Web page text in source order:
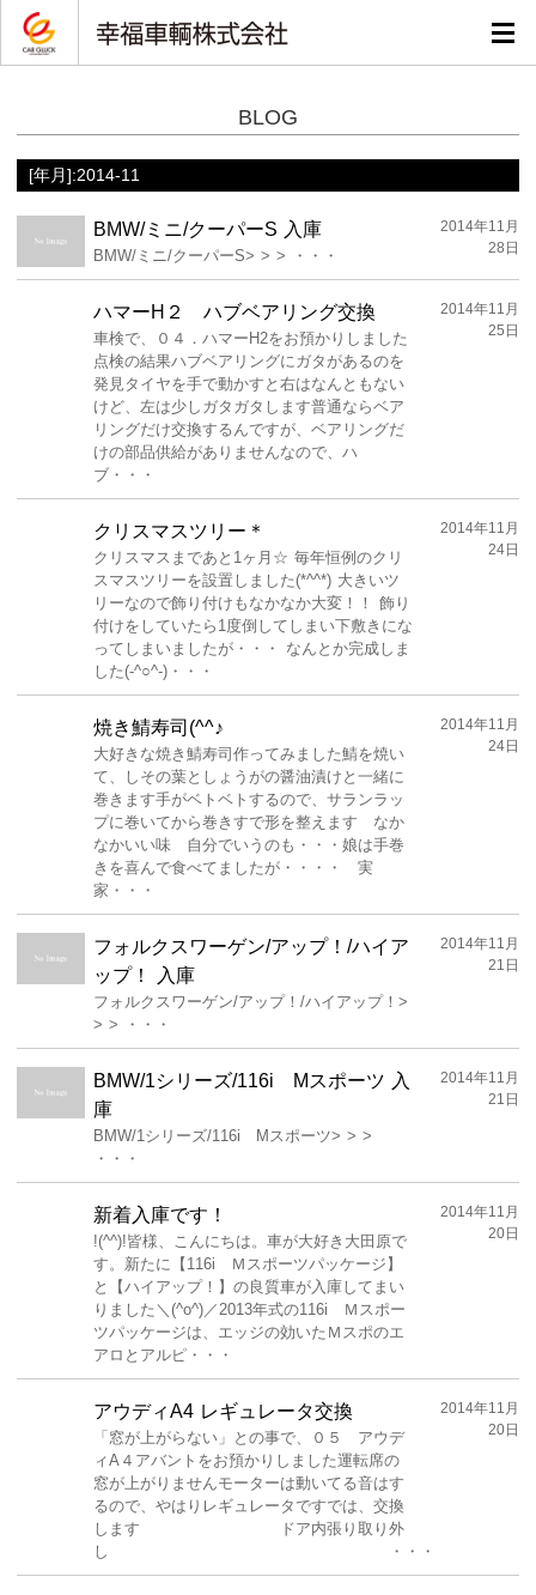
BLOG
[年月]:2014-11
BMW/ミニ/クーパーS 入庫
BMW/ミニ/クーパーS> > > ・・・
2014年11月
28日
ハマーH２ ハブベアリング交換
車検で、０４．ハマーH2をお預かりしました
点検の結果ハブベアリングにガタがあるのを
発見タイヤを手で動かすと右はなんともない
けど、左は少しガタガタします普通ならベア
リングだけ交換するんですが、ベアリングだ
けの部品供給がありませんなので、ハ
ブ・・・
2014年11月
25日
クリスマスツリー＊
クリスマスまであと1ヶ月☆ 毎年恒例のクリ
スマスツリーを設置しました(*^^*) 大きいツ
リーなので飾り付けもなかなか大変！！ 飾り
付けをしていたら1度倒してしまい下敷きにな
ってしまいましたが・・・ なんとか完成しま
した(-^○^-)・・・
2014年11月
24日
焼き鯖寿司(^^♪
大好きな焼き鯖寿司作ってみました鯖を焼い
て、しその葉としょうがの醤油漬けと一緒に
巻きます手がベトベトするので、サランラッ
プに巻いてから巻きすで形を整えます なか
なかいい味 自分でいうのも・・・娘は手巻
きを喜んで食べてましたが・・・・ 実
家・・・
2014年11月
24日
フォルクスワーゲン/アップ！/ハイア
ップ！ 入庫
フォルクスワーゲン/アップ！/ハイアップ！>
> > ・・・
2014年11月
21日
BMW/1シリーズ/116i Mスポーツ 入
庫
BMW/1シリーズ/116i Mスポーツ> > >
・・・
2014年11月
21日
新着入庫です！
!(^^)!皆様、こんにちは。車が大好き大田原で
す。新たに【116i Ｍスポーツパッケージ】
と【ハイアップ！】の良質車が入庫してまい
りました＼(^o^)／2013年式の116i Ｍスポー
ツパッケージは、エッジの効いたＭスポのエ
アロとアルピ・・・
2014年11月
20日
アウディA4 レギュレータ交換
「窓が上がらない」との事で、０５ アウデ
ィA４アバントをお預かりしました運転席の
窓が上がりませんモーターは動いてる音はす
るので、やはりレギュレータですでは、交換
します ドア内張り取り外
し ・・・
2014年11月
20日